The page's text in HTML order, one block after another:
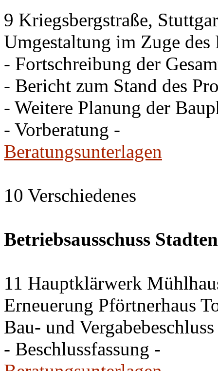
9 Kriegsbergstraße,
Umgestaltung im Zuge
- Fortschreibung der
- Bericht zum Stand des
- Weitere Planung der
- Vorberatung -
Beratungsunterlagen
10 Verschiedenes
Betriebsausschuss
11 Hauptklärwerk
Erneuerung Pförtnerhaus
Bau- und Vergabebeschluss
- Beschlussfassung -